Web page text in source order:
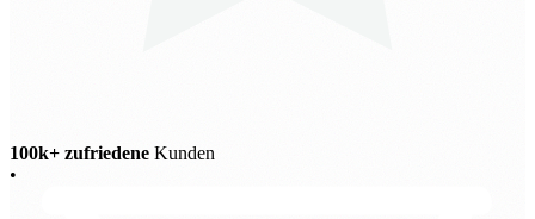
100k+ zufriedene Kunden
•